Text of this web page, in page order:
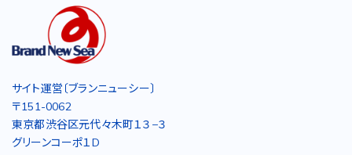
サイト運営〔ブランニューシー〕
〒151-0062
東京都渋谷区元代々木町１３−３
グリーンコーポ１D